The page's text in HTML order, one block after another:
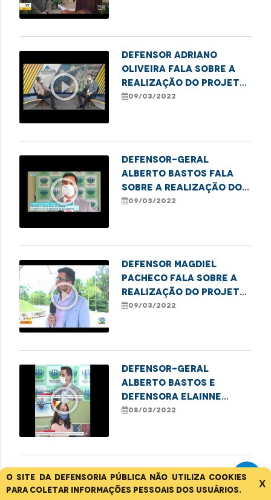
O site da Defensoria Pública não utiliza cookies
para coletar informações pessoais dos usuários.
X
play_circle_outline
Defensor Adriano
Oliveira fala sobre a
realização do projeto
"Meu Pai tem Nome"
09/03/2022
play_circle_outline
Defensor-geral
Alberto Bastos fala
sobre a realização do
projeto "Meu Pai tem
09/03/2022
play_circle_outline
Defensor Magdiel
Pacheco fala sobre a
realização do projeto
"Meu Pai tem Nome"
09/03/2022
play_circle_outline
Defensor-geral
Alberto Bastos e
defensora Elainne
Barros falam sobre a
08/03/2022
Defensora Elainne
Barros fala sobre a